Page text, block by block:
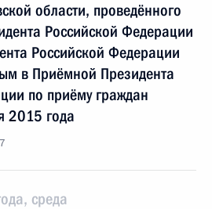
области, проведённого
Российской Федерации
Российской Федерации
в Приёмной Президента
по приёму граждан
2015 года
среда